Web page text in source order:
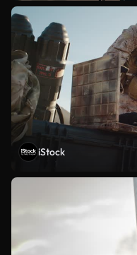
iStock